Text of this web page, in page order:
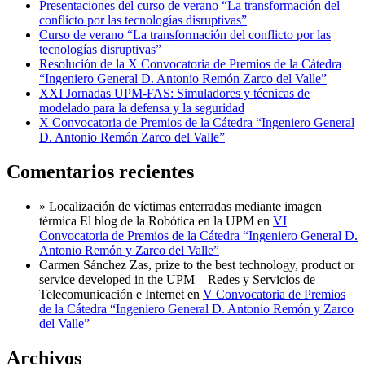
Presentaciones del curso de verano “La transformación del
conflicto por las tecnologías disruptivas”
Curso de verano “La transformación del conflicto por las
tecnologías disruptivas”
Resolución de la X Convocatoria de Premios de la Cátedra
“Ingeniero General D. Antonio Remón Zarco del Valle”
XXI Jornadas UPM-FAS: Simuladores y técnicas de
modelado para la defensa y la seguridad
X Convocatoria de Premios de la Cátedra “Ingeniero General
D. Antonio Remón Zarco del Valle”
Comentarios recientes
» Localización de víctimas enterradas mediante imagen
térmica El blog de la Robótica en la UPM en VI
Convocatoria de Premios de la Cátedra “Ingeniero General D.
Antonio Remón y Zarco del Valle”
Carmen Sánchez Zas, prize to the best technology, product or
service developed in the UPM – Redes y Servicios de
Telecomunicación e Internet en V Convocatoria de Premios
de la Cátedra “Ingeniero General D. Antonio Remón y Zarco
del Valle”
Archivos